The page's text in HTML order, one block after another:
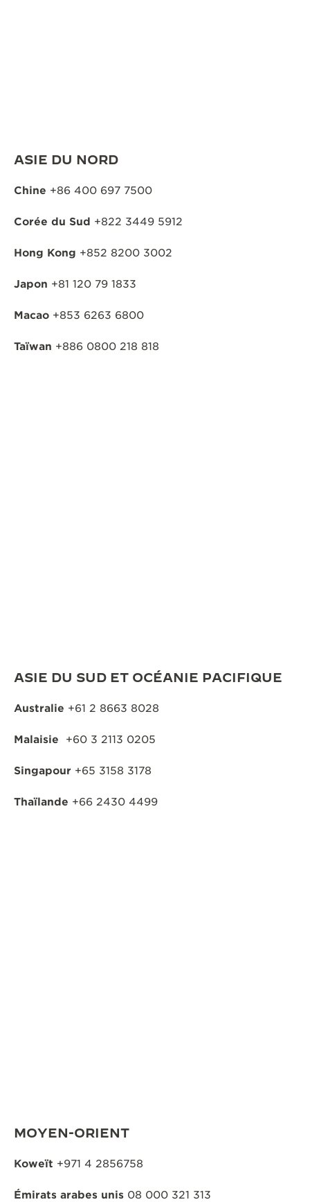
ASIE DU NORD
Chine +86 400 697 7500
Corée du Sud +822 3449 5912
Hong Kong +852 8200 3002
Japon +81 120 79 1833
Macao +853 6263 6800
Taïwan +886 0800 218 818
ASIE DU SUD ET OCÉANIE PACIFIQUE
Australie +61 2 8663 8028
Malaisie +60 3 2113 0205
Singapour +65 3158 3178
Thaïlande +66 2430 4499
MOYEN-ORIENT
Koweït +971 4 2856758
Émirats arabes unis 08 000 321 313